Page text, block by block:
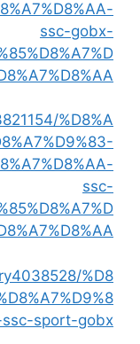
ssc-gobx-
%D8%A
ssc-
%D8
sport-gobx